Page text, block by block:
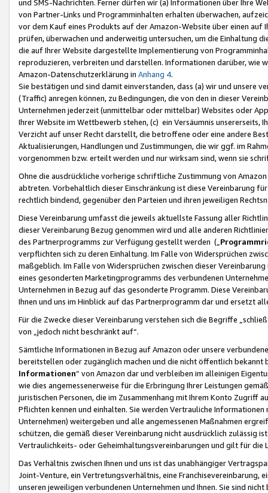
und SMS-Nachrichten. Ferner dürfen wir (a) Informationen über Ihre
von Partner-Links und Programminhalten erhalten überwachen,
vor dem Kauf eines Produkts auf der Amazon-Website über einen
prüfen, überwachen und anderweitig untersuchen, um die Einhaltung
die auf Ihrer Website dargestellte Implementierung von
reproduzieren, verbreiten und darstellen. Informationen darüber, wie
Amazon-Datenschutzerklärung in Anhang 4.
Sie bestätigen und sind damit einverstanden, dass (a) wir und
(Traffic) anregen können, zu Bedingungen, die von den in dieser
Unternehmen jederzeit (unmittelbar oder mittelbar) Websites oder
Ihrer Website im Wettbewerb stehen, (c) ein Versäumnis unsererseits,
Verzicht auf unser Recht darstellt, die betroffene oder eine andere
Aktualisierungen, Handlungen und Zustimmungen, die wir ggf. im
vorgenommen bzw. erteilt werden und nur wirksam sind, wenn sie
Ohne die ausdrückliche vorherige schriftliche Zustimmung von
abtreten. Vorbehaltlich dieser Einschränkung ist diese Vereinbarung
rechtlich bindend, gegenüber den Parteien und ihren jeweiligen
Diese Vereinbarung umfasst die jeweils aktuellste Fassung aller
dieser Vereinbarung Bezug genommen wird und alle anderen
des Partnerprogramms zur Verfügung gestellt werden („
verpflichten sich zu deren Einhaltung. Im Falle von Widersprüchen
maßgeblich. Im Falle von Widersprüchen zwischen dieser
eines gesonderten Marketingprogramms des verbundenen
Unternehmen in Bezug auf das gesonderte Programm. Diese
Ihnen und uns im Hinblick auf das Partnerprogramm dar und ersetzt
Für die Zwecke dieser Vereinbarung verstehen sich die Begriffe
von „jedoch nicht beschränkt auf“.
Sämtliche Informationen in Bezug auf Amazon oder unsere
bereitstellen oder zugänglich machen und die nicht öffentlich
Informationen“ von Amazon dar und verbleiben im alleinigen
wie dies angemessenerweise für die Erbringung Ihrer Leistungen
juristischen Personen, die im Zusammenhang mit Ihrem Konto
Pflichten kennen und einhalten. Sie werden Vertrauliche
Unternehmen) weitergeben und alle angemessenen Maßnahmen
schützen, die gemäß dieser Vereinbarung nicht ausdrücklich zulässig
Vertraulichkeits- oder Geheimhaltungsvereinbarungen und gilt für die
Das Verhältnis zwischen Ihnen und uns ist das unabhängiger
Joint-Venture, ein Vertretungsverhältnis, eine Franchisevereinbarung,
unseren jeweiligen verbundenen Unternehmen und Ihnen. Sie sind